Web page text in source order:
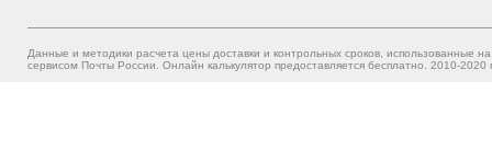
Данные и методики расчета цены доставки и контрольных сроков, использованные
сервисом Почты России. Онлайн калькулятор предоставляется бесплатно. 2010-2020